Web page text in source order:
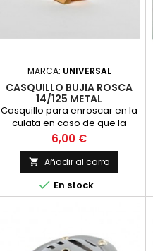
MARCA: UNIVERSAL
CASQUILLO BUJIA ROSCA
14/125 METAL
Casquillo para enroscar en la
culata en caso de que la
rosca de la bujia se haya
pasado de rosca, fabricado
en Laton.
Precio
6,00 €
 Añadir al carro
 En stock